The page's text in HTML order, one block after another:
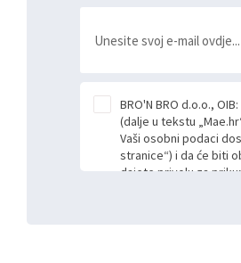
BRO'N BRO d.o.o.,
(dalje u tekstu
Vaši osobni podaci
stranice“) i da će biti
dajete privolu za
Mae.hr putem ovih
poslan kroz kontakt
niste dužni prihvatiti